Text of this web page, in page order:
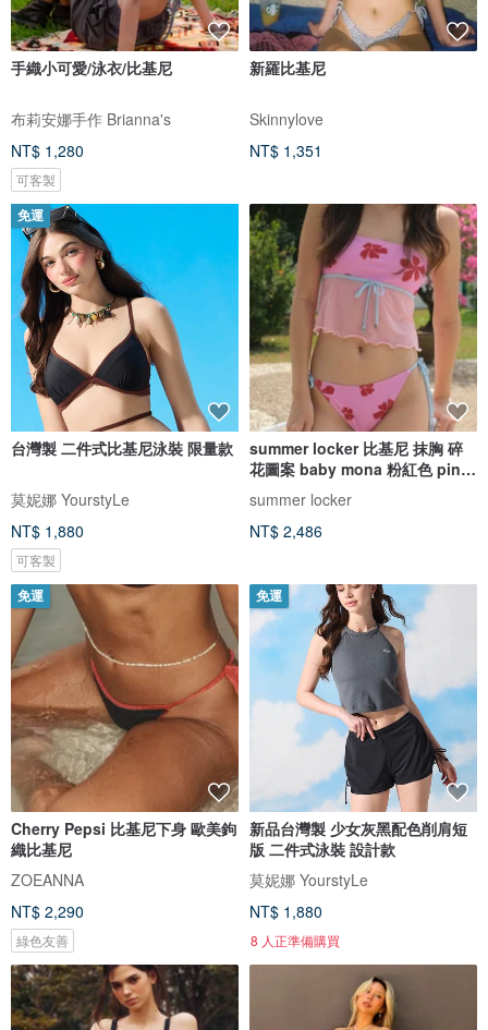
手織小可愛/泳衣/比基尼
布莉安娜手作 Brianna's
NT$ 1,280
可客製
新羅比基尼
Skinnylove
NT$ 1,351
免運
台灣製 二件式比基尼泳裝 限量款
莫妮娜 YourstyLe
NT$ 1,880
可客製
summer locker 比基尼 抹胸 碎
花圖案 baby mona 粉紅色 pink
summer locker
NT$ 2,486
免運
Cherry Pepsi 比基尼下身 歐美鉤
織比基尼
ZOEANNA
NT$ 2,290
綠色友善
免運
新品台灣製 少女灰黑配色削肩短
版 二件式泳裝 設計款
莫妮娜 YourstyLe
NT$ 1,880
8 人正準備購買